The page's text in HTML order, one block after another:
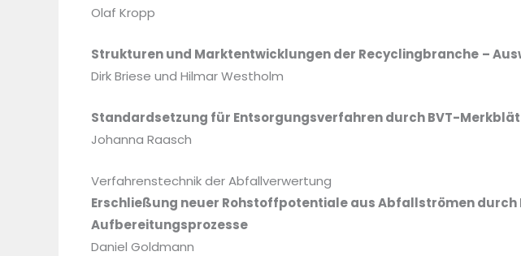
Olaf Kropp
Strukturen und Marktentwicklungen der Recyclingbranche –
Dirk Briese und Hilmar Westholm
Standardsetzung für Entsorgungsverfahren durch BVT-
Johanna Raasch
Verfahrenstechnik der Abfallverwertung
Erschließung neuer Rohstoffpotentiale aus Abfallströmen
Aufbereitungsprozesse
Daniel Goldmann